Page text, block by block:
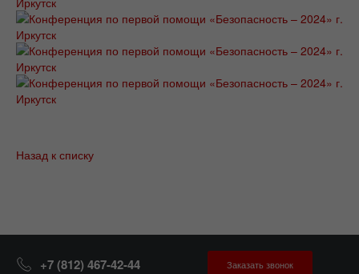
Назад к списку
+7 (812) 467-42-44 Заказать звонок